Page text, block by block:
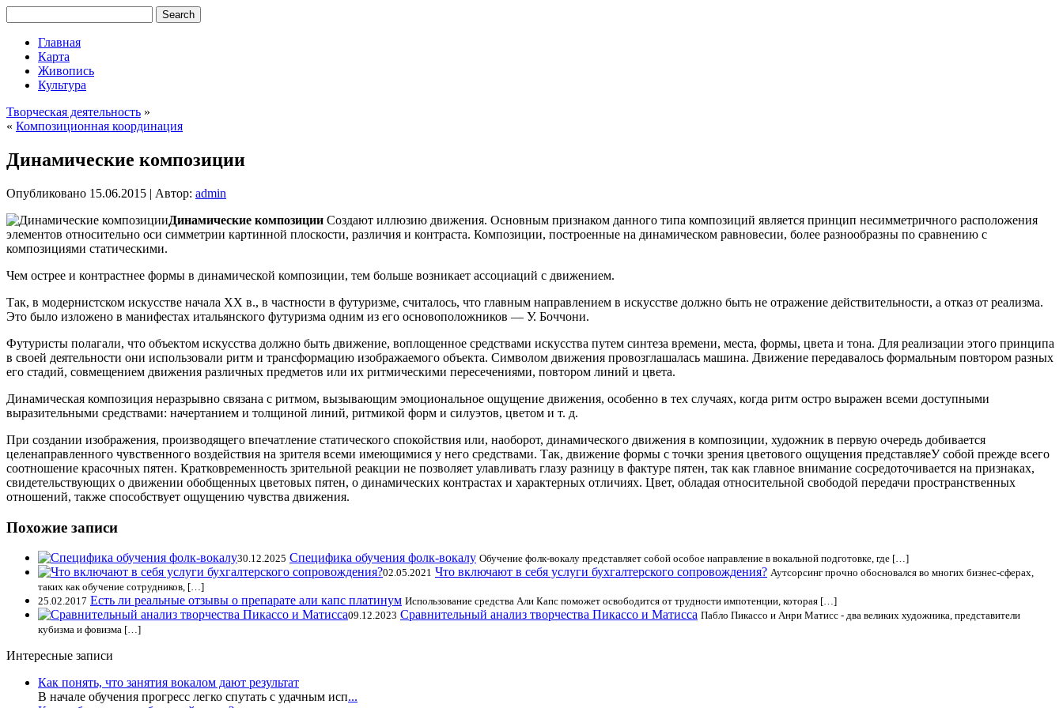
Главная
Карта
Живопись
Культура
Творческая деятельность »
« Композиционная координация
Динамические композиции
Опубликовано 15.06.2015 | Автор: admin
Динамические композиции Создают иллюзию движения. Основным признаком данного типа композиций является принцип несимметричного расположения
элементов относительно оси симметрии картинной плоскости, различия и контраста. Композиции, построенные на динамическом равновесии, более разнообразны по сравнению с
композициями статическими.
Чем острее и контрастнее формы в динамической композиции, тем больше возникает ассоциаций с движением.
Так, в модернистском искусстве начала XX в., в частности в футуризме, считалось, что главным направлением в искусстве должно быть не отражение действительности, а отказ от реализма.
Это было изложено в манифестах итальянского футуризма одним из его основоположников — У. Боччони.
Футуристы полагали, что объектом искусства должно быть движение, воплощенное средствами искусства путем синтеза времени, места, формы, цвета и тона. Для реализации этого принципа
в своей деятельности они использовали ритм и трансформацию изображаемого объекта. Символом движения провозглашалась машина. Движение передавалось формальным повтором разных
его стадий, совмещением движения различных предметов или их ритмическими пересечениями, повтором линий и цвета.
Динамическая композиция неразрывно связана с ритмом, вызывающим эмоциональное ощущение движения, особенно в тех случаях, когда ритм остро выражен всеми доступными
выразительными средствами: начертанием и толщиной линий, ритмикой форм и силуэтов, цветом и т. д.
При создании изображения, производящего впечатление статического спокойствия или, наоборот, динамического движения в композиции, художник в первую очередь добивается
целенаправленного чувственного воздействия на зрителя всеми имеющимися у него средствами. Так, движение формы с точки зрения цветового ощущения представляеУ собой прежде всего
соотношение красочных пятен. Кратковременность зрительной реакции не позволяет улавливать глазу разницу в фактуре пятен, так как главное внимание сосредоточивается на признаках,
свидетельствующих о движении обобщенных цветовых пятен, о динамических контрастах и характерных отличиях. Цвет, обладая относительной свободой передачи пространственных
отношений, также способствует ощущению чувства движения.
Похожие записи
30.12.2025 Специфика обучения фолк-вокалу Обучение фолк-вокалу представляет собой особое направление в вокальной подготовке, где […]
02.05.2021 Что включают в себя услуги бухгалтерского сопровождения? Аутсорсинг прочно обосновался во многих бизнес-сферах,
таких как обучение сотрудников, […]
25.02.2017 Есть ли реальные отзывы о препарате али капс платинум Использование средства Али Капс поможет освободится от трудности импотенции, которая […]
09.12.2023 Сравнительный анализ творчества Пикассо и Матисса Пабло Пикассо и Анри Матисс - два великих художника, представители
кубизма и фовизма […]
Интересные записи
Как понять, что занятия вокалом дают результат
В начале обучения прогресс легко спутать с удачным исп...